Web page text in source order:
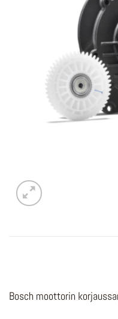
Bosch moottorin